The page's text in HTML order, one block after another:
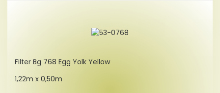
Fil­ter Bg 768 Egg Yolk Yellow
1,22m x 0,50m